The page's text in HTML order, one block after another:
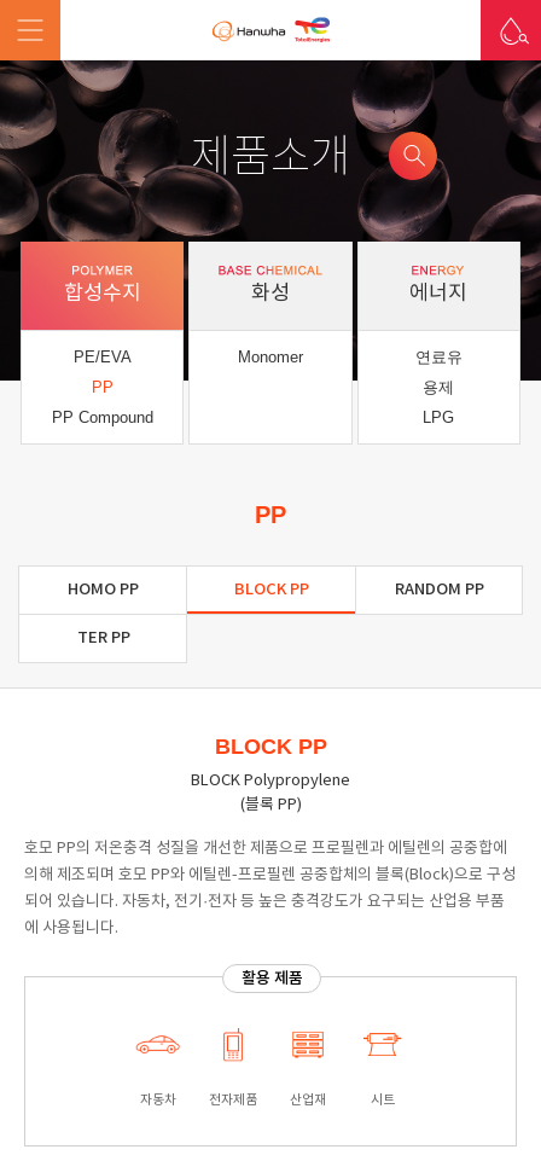
제품소개
합성수지
PE/EVA
PP
PP Compound
화성
Monomer
에너지
연료유
용제
LPG
PP
HOMO PP BLOCK PP RANDOM PP
TER PP
BLOCK PP
BLOCK Polypropylene
(블록 PP)
호모 PP의 저온충격 성질을 개선한 제품으로 프로필렌과 에틸렌의 공중합에
의해 제조되며 호모 PP와 에틸렌-프로필렌 공중합체의 블록(Block)으로 구성
되어 있습니다. 자동차, 전기·전자 등 높은 충격강도가 요구되는 산업용 부품
에 사용됩니다.
활용 제품
자동차 전자제품 산업재 시트